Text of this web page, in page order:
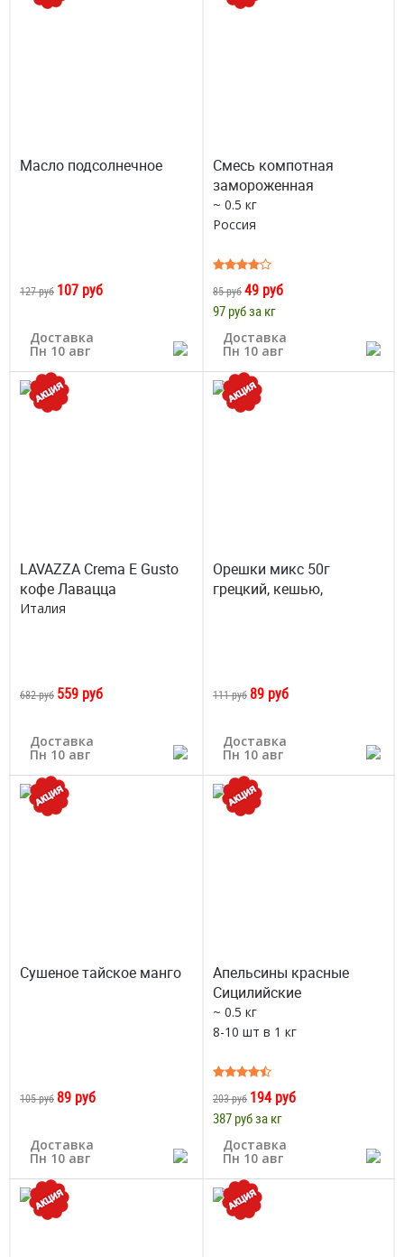
Масло подсолнечное
127 руб 107 руб
Доставка
Пн 10 авг
Смесь компотная
замороженная
~ 0.5 кг
Россия
85 руб49 руб
97 руб за кг
Доставка
Пн 10 авг
LAVAZZA Crema E Gusto
кофе Лавацца
Италия
682 руб 559 руб
Доставка
Пн 10 авг
Орешки микс 50г
грецкий, кешью,
111 руб 89 руб
Доставка
Пн 10 авг
Сушеное тайское манго
105 руб 89 руб
Доставка
Пн 10 авг
Апельсины красные
Сицилийские
~ 0.5 кг
8-10 шт в 1 кг
203 руб 194 руб
387 руб за кг
Доставка
Пн 10 авг